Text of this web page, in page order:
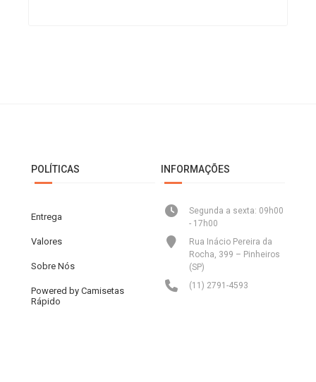
POLÍTICAS
Entrega
Valores
Sobre Nós
Powered by Camisetas
Rápido
INFORMAÇÕES
Segunda a sexta: 09h00
- 17h00
Rua Inácio Pereira da
Rocha, 399 – Pinheiros
(SP)
(11) 2791-4593